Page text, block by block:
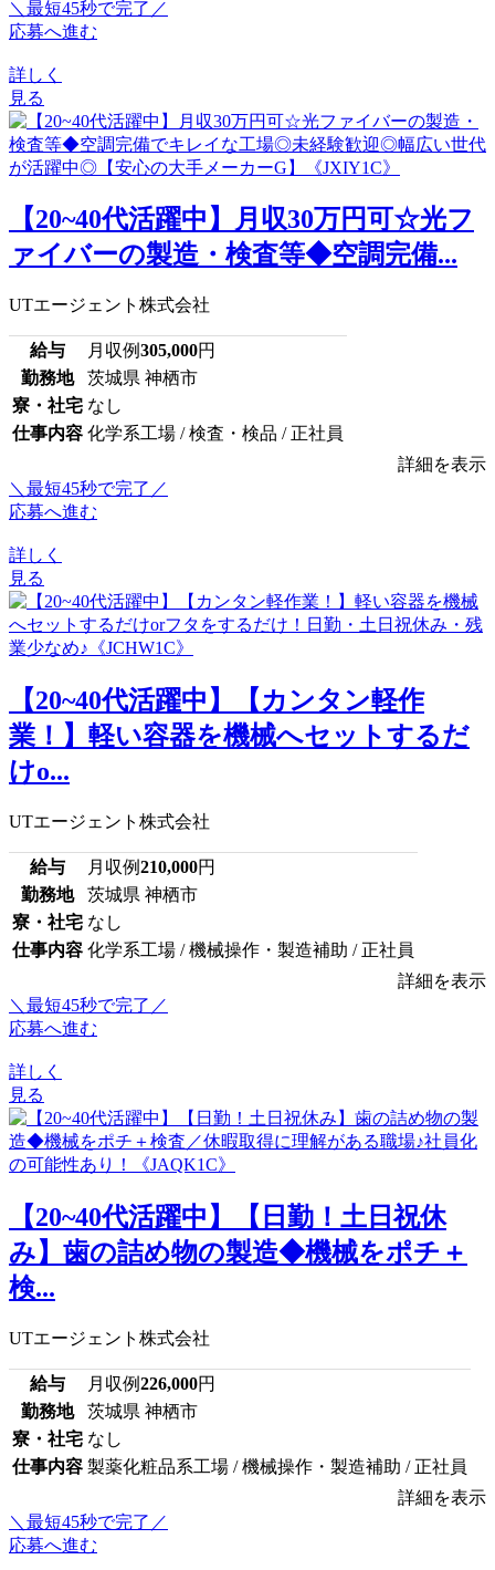
＼最短45秒で完了／
応募へ進む
詳しく
見る
【20~40代活躍中】月収30万円可☆光フ
ァイバーの製造・検査等◆空調完備...
UTエージェント株式会社
給与 月収例305,000円
勤務地
茨城県 神栖市
寮・社宅 なし
仕事内容 化学系工場 / 検査・検品 / 正社員
詳細を表示
＼最短45秒で完了／
応募へ進む
詳しく
見る
【20~40代活躍中】【カンタン軽作
業！】軽い容器を機械へセットするだ
けo...
UTエージェント株式会社
給与 月収例210,000円
勤務地
茨城県 神栖市
寮・社宅 なし
仕事内容 化学系工場 / 機械操作・製造補助 / 正社員
詳細を表示
＼最短45秒で完了／
応募へ進む
詳しく
見る
【20~40代活躍中】【日勤！土日祝休
み】歯の詰め物の製造◆機械をポチ＋
検...
UTエージェント株式会社
給与 月収例226,000円
勤務地
茨城県 神栖市
寮・社宅 なし
仕事内容 製薬化粧品系工場 / 機械操作・製造補助 / 正社員
詳細を表示
＼最短45秒で完了／
応募へ進む